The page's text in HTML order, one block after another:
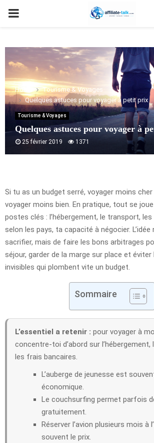
PRIMARY
Home
Tourisme & Voyages
Quelques astuces pour voyager à petit prix
Tourisme & Voyages
Quelques astuces pour voyager à
25 février 2019 1371
Si tu as un budget serré, voyager moins
voyager moins bien. En pratique, tout se
postes clés : l’hébergement, le transport,
selon les pays, ta capacité à négocier. L’idée
sacrifier, mais de faire les bons arbitrages
séjour, garder de la marge sur place et éviter
invisibles qui plombent vite un budget.
Sommaire
L’essentiel a retenir : pour voyager à
concentre-toi d’abord sur
les frais bancaires.
L’auberge de jeunesse est
économique.
Le couchsurfing permet parfois
gratuitement.
Réserver l’avion plusieurs mois à
souvent le prix.